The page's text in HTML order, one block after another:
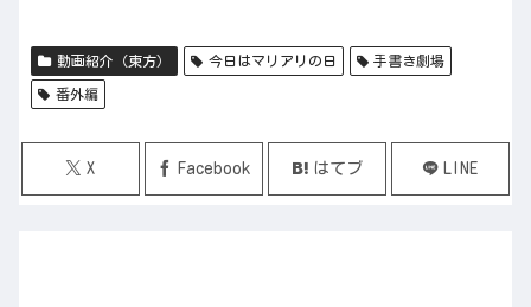
動画紹介（東方） 今日はマリアリの日 手書き劇場
番外編
X Facebook はてブ LINE